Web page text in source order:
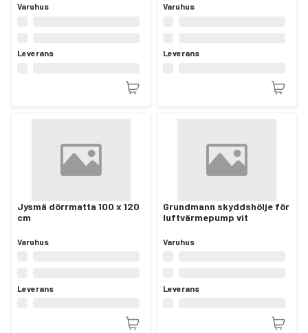
Varuhus
Leverans
Varuhus
Leverans
Jysmä dörrmatta 100 x 120
cm
Varuhus
Leverans
Grundmann skyddshölje för
luftvärmepump vit
Varuhus
Leverans